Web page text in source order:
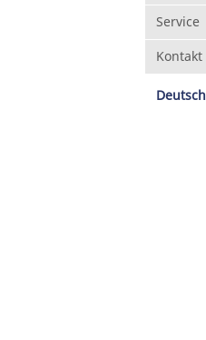
Service
Kontakt
Deutsch